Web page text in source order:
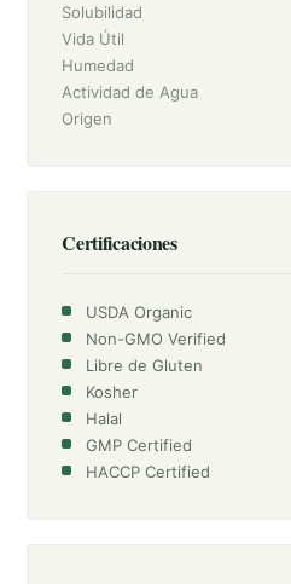
Solubilidad
Vida Útil
Humedad
Actividad de Agua
Origen
Certificaciones
USDA Organic
Non-GMO Verified
Libre de Gluten
Kosher
Halal
GMP Certified
HACCP Certified